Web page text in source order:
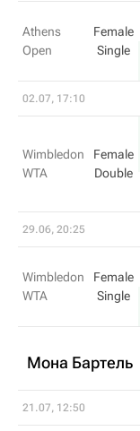
Athens
Open
Female
Single
02.07, 17:10
Wimbledon
WTA
Female
Double
29.06, 20:25
Wimbledon
WTA
Female
Single
Мона Бартель
21.07, 12:50